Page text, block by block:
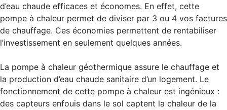
d’eau chaude efficaces et économes. En effet, cette
pompe à chaleur permet de diviser par 3 ou 4 vos factures
de chauffage. Ces économies permettent de rentabiliser
l’investissement en seulement quelques années.
La pompe à chaleur géothermique assure le chauffage et
la production d’eau chaude sanitaire d’un logement. Le
fonctionnement de cette pompe à chaleur est ingénieux :
des capteurs enfouis dans le sol captent la chaleur de la